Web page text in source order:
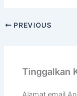
PREVIOUS
Tinggalkan